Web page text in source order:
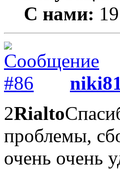
С нами:
2Rialto
проблемы,
очень очень